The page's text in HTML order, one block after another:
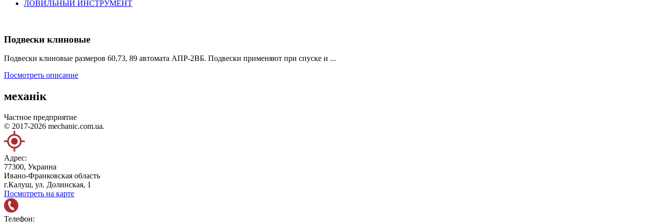
ЛОВИЛЬНЫЙ ИНСТРУМЕНТ
Подвески клиновые
Подвески клиновые размеров 60,73, 89 автомата АПР-2ВБ. Подвески применяют при спуске и ...
Посмотреть описание
механік
Частное предприятие
© 2017-2026 mechanic.com.ua.
Адрес:
77300, Украина
Ивано-Франковская область
г.Калуш, ул. Долинская, 1
Посмотреть на карте
Телефон: